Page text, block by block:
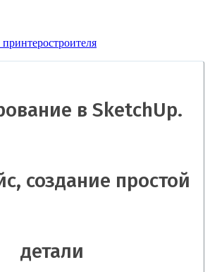
в SketchUp.
создание простой
детали